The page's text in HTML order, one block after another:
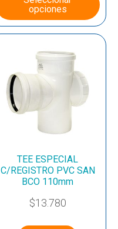
opciones
TEE ESPECIAL
C/REGISTRO PVC SAN
BCO 110mm
$13.780